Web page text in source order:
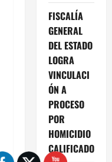
FISCALÍA
GENERAL
DEL ESTADO
LOGRA
VINCULACI
ÓN A
PROCESO
POR
HOMICIDIO
CALIFICADO